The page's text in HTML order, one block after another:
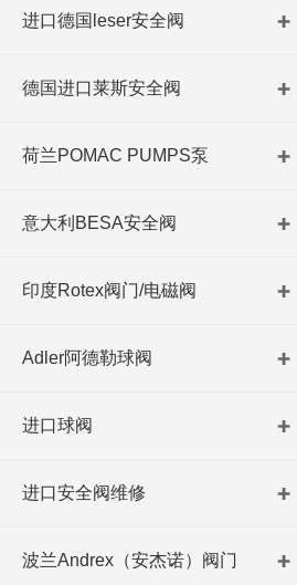
进口德国leser安全阀
德国进口莱斯安全阀
荷兰POMAC PUMPS泵
意大利BESA安全阀
印度Rotex阀门/电磁阀
Adler阿德勒球阀
进口球阀
进口安全阀维修
波兰Andrex（安杰诺）阀门